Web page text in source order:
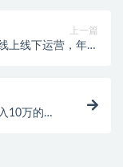
上一篇
上线下运营，年入
10万的永